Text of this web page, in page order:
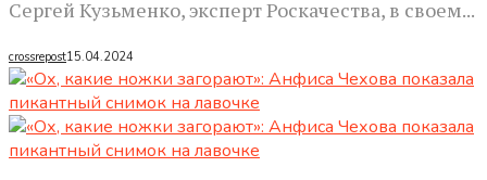
Сергей Кузьменко, эксперт Роскачества, в своем...
crossrepost15.04.2024